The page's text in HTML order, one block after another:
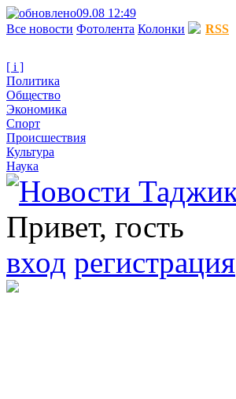
09.08 12:49
Все новости Фотолента Колонки RSS
[ i ]
Политика
Общество
Экономика
Спорт
Происшествия
Культура
Наука
Привет, гость
вход регистрация